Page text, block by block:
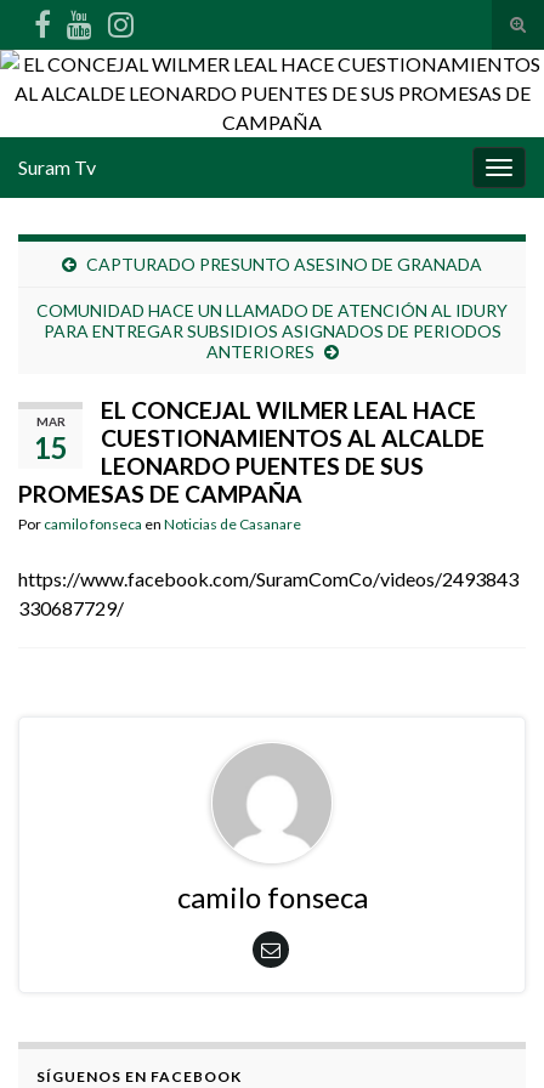
Search for:
Suram Tv
CAPTURADO PRESUNTO ASESINO DE GRANADA
COMUNIDAD HACE UN LLAMADO DE ATENCIÓN AL IDURY
PARA ENTREGAR SUBSIDIOS ASIGNADOS DE PERIODOS
ANTERIORES
MAR
15
EL CONCEJAL WILMER LEAL HACE
CUESTIONAMIENTOS AL ALCALDE
LEONARDO PUENTES DE SUS
PROMESAS DE CAMPAÑA
Por camilo fonseca en Noticias de Casanare
https://www.facebook.com/SuramComCo/videos/2493843
330687729/
camilo fonseca
SÍGUENOS EN FACEBOOK